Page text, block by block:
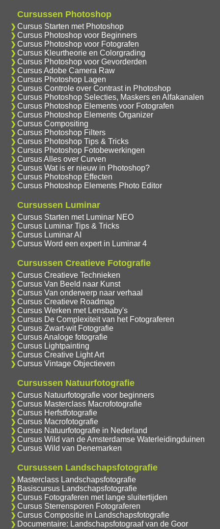
Cursussen Photoshop
Cursus Starten met Photoshop
Cursus Photoshop voor Beginners
Cursus Photoshop voor Fotografen
Cursus Kleurtheorie en Colorgrading
Cursus Photoshop voor Gevorderden
Cursus Adobe Camera Raw
Cursus Photoshop Lagen
Cursus Controle over Contrast in Photoshop
Cursus Photoshop Selecties, Maskers en Alfakanalen
Cursus Photoshop Elements voor Fotografen
Cursus Photoshop Elements Organizer
Cursus Compositing
Cursus Photoshop Filters
Cursus Photoshop Tips & Tricks
Cursus Photoshop Fotobewerkingen
Cursus Alles over Curven
Cursus Wat is er nieuw in Photoshop?
Cursus Photoshop Effecten
Cursus Photoshop Elements Photo Editor
Cursussen Luminar
Cursus Starten met Luminar NEO
Cursus Luminar Tips & Tricks
Cursus Luminar AI
Cursus Word een expert in Luminar 4
Cursussen Creatieve Fotografie
Cursus Creatieve Technieken
Cursus Van Beeld naar Kunst
Cursus Van onderwerp naar verhaal
Cursus Creatieve Roadmap
Cursus Werken met Lensbaby's
Cursus De Complexiteit van het Fotograferen
Cursus Zwart-wit Fotografie
Cursus Analoge fotografie
Cursus Lightpainting
Cursus Creative Light Art
Cursus Vintage Objectieven
Cursussen Natuurfotografie
Cursus Natuurfotografie voor beginners
Cursus Masterclass Macrofotografie
Cursus Herfstfotografie
Cursus Macrofotografie
Cursus Natuurfotografie in Nederland
Cursus Wild van de Amsterdamse Waterleidingduinen
Cursus Wild van Denemarken
Cursussen Landschapsfotografie
Masterclass Landschapsfotografie
Basiscursus Landschapsfotografie
Cursus Fotograferen met lange sluitertijden
Cursus Sterrensporen Fotograferen
Cursus Compositie in Landschapsfotografie
Documentaire: Landschapsfotograaf van de Goor